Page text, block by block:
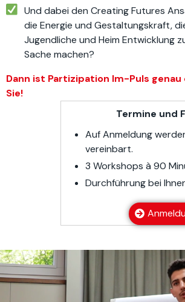
Und dabei den Creating Futures
die Energie und Gestaltungskraft,
Jugendliche und Heim Entwicklung
Sache machen?
Dann ist Partizipation Im-Puls
Sie!
Termine und
Auf Anmeldung
vereinbart.
3 Workshops à 90
Durchführung bei